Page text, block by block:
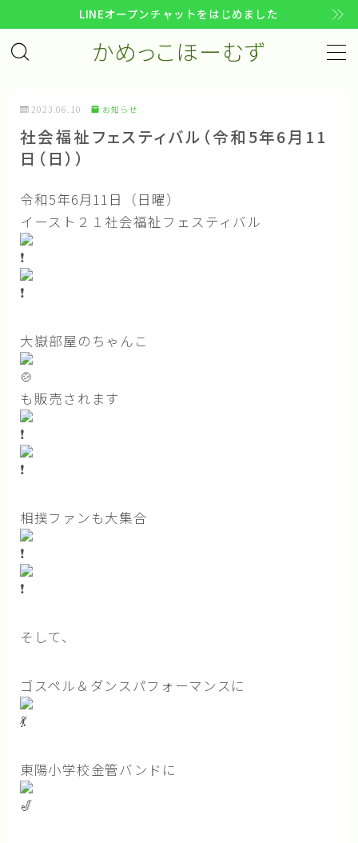
LINEオープンチャットをはじめました
かめっこほーむず
MENU
コンセプト
趣意文
企画書
活動計画
活動指針
メンバー
アクセス
記事一覧
寄付と協賛のお願い
お問い合わせ
2023.06.10 お知らせ
社会福祉フェスティバル（令和5年6月11
日（日））
令和5年6月11日（日曜）
イースト２１社会福祉フェスティバル
大嶽部屋のちゃんこ
も販売されます
相撲ファンも大集合
そして、
ゴスペル＆ダンスパフォーマンスに
東陽小学校金管バンドに